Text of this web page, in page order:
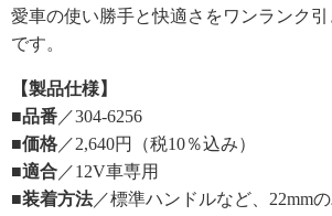
愛車の使い勝手と快適さをワンランク
です。
【製品仕様】
■品番 ／304-6256
■価格 ／2,640円（税10％込み）
■適合 ／12V車専用
■装着方法／標準ハンドルなど、22mm